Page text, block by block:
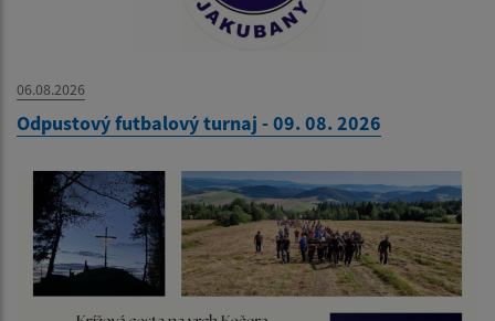
06.08.2026
Odpustový futbalový turnaj - 09. 08. 2026